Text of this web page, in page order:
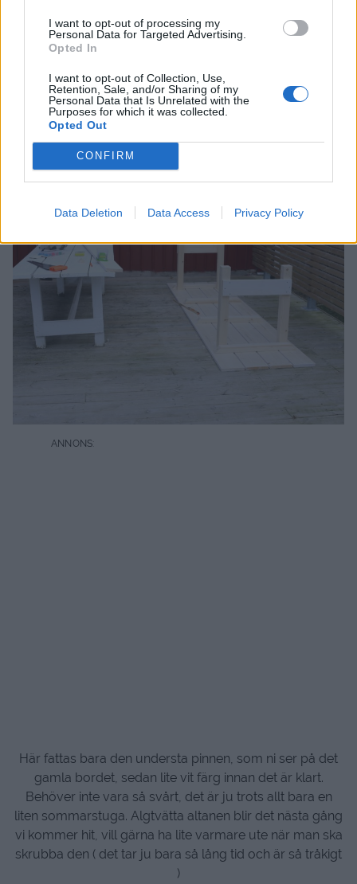
I want to opt-out of processing my
Personal Data for Targeted Advertising.
Opted In
I want to opt-out of Collection, Use,
Retention, Sale, and/or Sharing of my
Personal Data that Is Unrelated with the
Purposes for which it was collected.
Opted Out
CONFIRM
Data Deletion Data Access Privacy Policy
Medan jag har grävt och räfsat har min duktiga man
Vårt gamla ( till vänster ) ingick i husköpet, och var i rätt
dåligt skick redan då. Men konstruktionen funkar bra, så
vi byggde bara för enkelhetens skull ett precis likadant.
Det är långt och rymmer lätt en 12-14 platser. Om någon
undrade över priset för hemmabygget inklusive färg så
hamnade det runt tusenlappen.
Här fattas bara den understa pinnen, som ni ser på det
gamla bordet, sedan lite vit färg innan det är klart.
Behöver inte vara så svårt, det är ju trots allt bara en
liten sommarstuga. Algtvätta altanen blir det nästa gång
vi kommer hit, vill gärna ha lite varmare ute när man ska
skrubba den ( det tar ju bara så lång tid och är så tråkigt
)